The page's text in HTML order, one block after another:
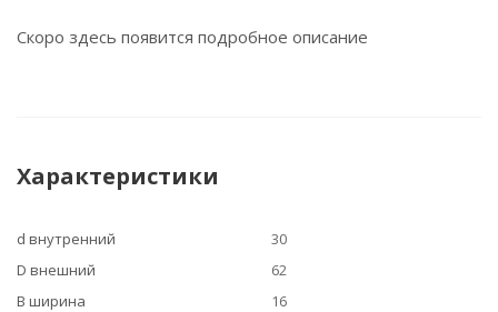
Скоро здесь появится подробное описание
Характеристики
d внутренний
30
D внешний
62
B ширина
16